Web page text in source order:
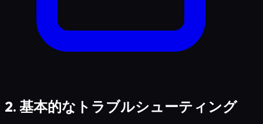
2. 基本的なトラブルシューティング